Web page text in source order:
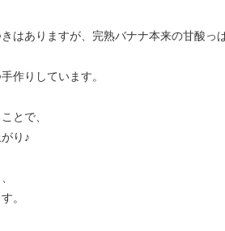
はありますが、完熟バナナ本来の甘酸っ
作りしています。
とで、
り♪
。